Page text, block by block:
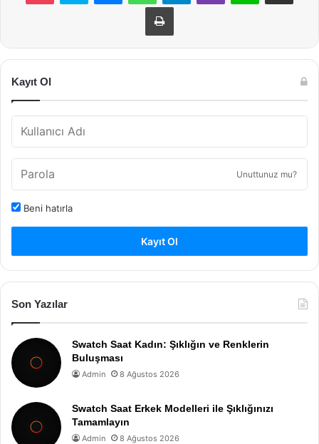
Yazdır
Kayıt Ol
Unuttunuz mu?
Beni hatırla
Kayıt Ol
Son Yazılar
Swatch Saat Kadın: Şıklığın ve Renklerin
Buluşması
Admin 8 Ağustos 2026
Swatch Saat Erkek Modelleri ile Şıklığınızı
Tamamlayın
Admin 8 Ağustos 2026